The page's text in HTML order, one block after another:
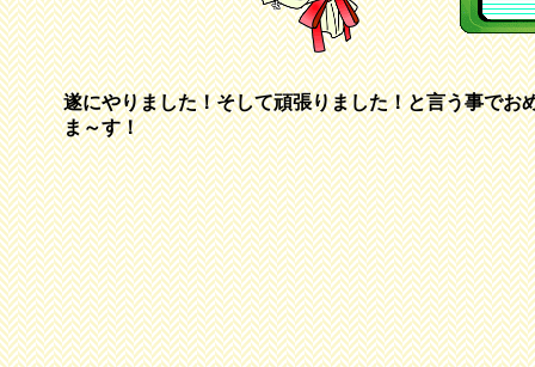
遂にやりました！そして頑張りました！と言う事で
ま～す！